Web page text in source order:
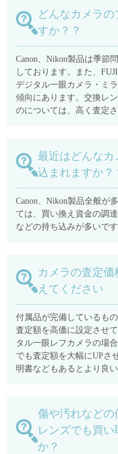
どんなカメラ
すか？？
Canon、Nikon製品は季節
しております。また、
デジタル一眼カメラ・ミ
傾向にあります。交換レ
のについては、高く査定
最近はどんなカ
込まれますか？
Canon、Nikon製品全般が
ては、買い換え資金の調
などの持ち込みが多いです
カメラの査定
えてください
付属品が完備しているも
査定額を高価に設定させ
タル一眼レフカメラの場
でも査定額を大幅にUPさ
明書などもあるとより良い
傷や汚れなどの
レンズでも買
か？